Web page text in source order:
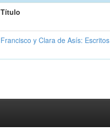
Título
Francisco y Clara de Asís: Escritos